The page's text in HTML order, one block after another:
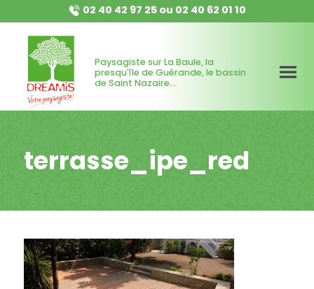
02 40 42 97 25ou 02 40 62 01 10
Paysagiste sur La Baule, la
presqu'île de Guérande, le bassin
de Saint Nazaire...
terrasse_ipe_red